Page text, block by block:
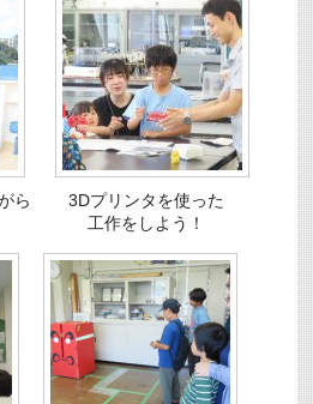
ら
3Dプリンタを使った
工作をしよう！